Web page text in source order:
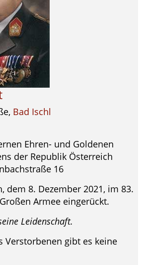
Bad Ischl
Ehren- und Goldenen
der Republik Österreich
16
dem 8. Dezember 2021, im 83.
Armee eingerückt.
Leidenschaft.
Verstorbenen gibt es keine